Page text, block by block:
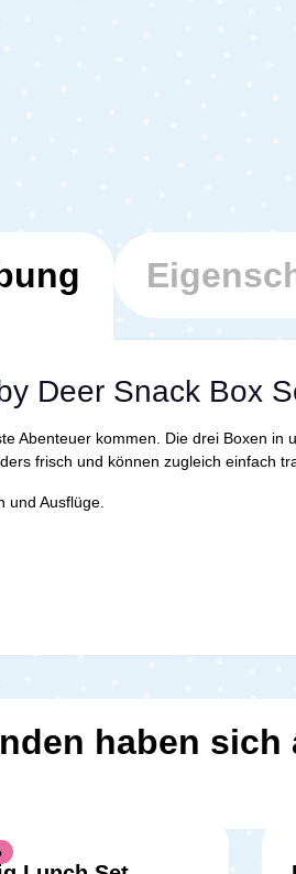
Deer Snack Box
Abenteuer kommen. Die drei Boxen
frisch und können zugleich einfach
und Ausflüge.
haben sich